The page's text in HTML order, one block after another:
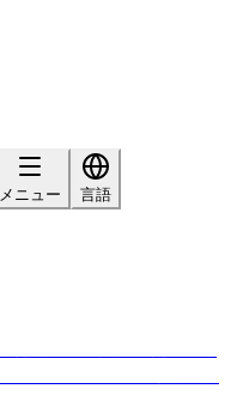
メニュー
言語